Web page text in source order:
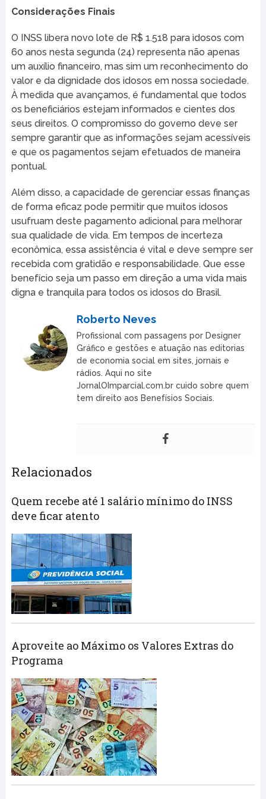
Considerações Finais
O INSS libera novo lote de R$ 1.518 para idosos com
60 anos nesta segunda (24) representa não apenas
um auxílio financeiro, mas sim um reconhecimento do
valor e da dignidade dos idosos em nossa sociedade.
À medida que avançamos, é fundamental que todos
os beneficiários estejam informados e cientes dos
seus direitos. O compromisso do governo deve ser
sempre garantir que as informações sejam acessíveis
e que os pagamentos sejam efetuados de maneira
pontual.
Além disso, a capacidade de gerenciar essas finanças
de forma eficaz pode permitir que muitos idosos
usufruam deste pagamento adicional para melhorar
sua qualidade de vida. Em tempos de incerteza
econômica, essa assistência é vital e deve sempre ser
recebida com gratidão e responsabilidade. Que esse
benefício seja um passo em direção a uma vida mais
digna e tranquila para todos os idosos do Brasil.
Roberto Neves
Profissional com passagens por Designer
Gráfico e gestões e atuação nas editorias
de economia social em sites, jornais e
rádios. Aqui no site
JornalOImparcial.com.br cuido sobre quem
tem direito aos Benefísios Sociais.
Relacionados
Quem recebe até 1 salário mínimo do INSS
deve ficar atento
Aproveite ao Máximo os Valores Extras do
Programa